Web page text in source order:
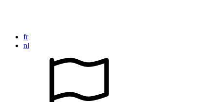
fr
nl